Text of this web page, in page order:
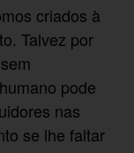
criados à
Talvez por
pode
nas
se lhe faltar